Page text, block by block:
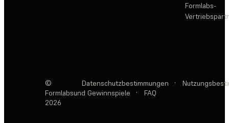
Formlabs-
©
Formlabs
2026
Datenschutzbestimmungen ·
und Gewinnspiele
· FAQ